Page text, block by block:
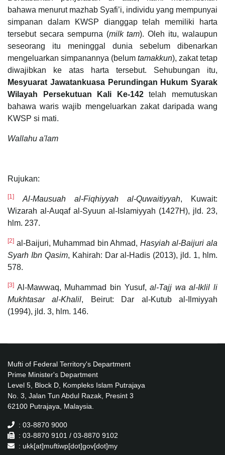
bahawa menurut mazhab Syafi’i, individu yang mempunyai
simpanan dalam KWSP dianggap telah memiliki harta
tersebut secara sempurna (milk tam). Oleh itu, walaupun
seseorang itu meninggal dunia sebelum dibenarkan
mengeluarkan simpanannya (belum tamakkun), zakat tetap
diwajibkan ke atas harta tersebut. Sehubungan itu,
Mesyuarat Jawatankuasa Perundingan Hukum Syarak
Wilayah Persekutuan Kali Ke-142telah memutuskan
bahawa waris wajib mengeluarkan zakat daripada wang
KWSP si mati.
Wallahu a'lam
Rujukan:
[1] Al-Mausuah al-Fiqhiyyah al-Quwaitiyyah, Kuwait:
Wizarah al-Auqaf al-Syuun al-Islamiyyah (1427H), jld. 23,
hlm. 237.
[2] al-Baijuri, Muhammad bin Ahmad, Hasyiah al-Baijuri ala
Syarh Ibn Qasim, Kahirah: Dar al-Hadis (2013), jld. 1, hlm.
578.
[3] Al-Mawwaq, Muhammad bin Yusuf, al-Tajj wa al-Iklil li
Mukhtasar al-Khalil, Beirut: Dar al-Kutub al-Ilmiyyah
(1994), jld. 3, hlm. 146.
Mufti of Federal Territory's Department
Prime Minister's Department
Level 5, Block D, Kompleks Islam Putrajaya
No. 3, Jalan Tun Abdul Razak, Presint 3
62100 Putrajaya, Malaysia.
: 03-8870 9000
: 03-8870 9101 / 03-8870 9102
: ukk[at]muftiwp[dot]gov[dot]my